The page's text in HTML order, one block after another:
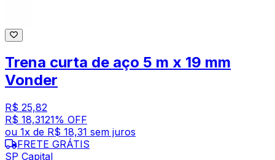
Trena curta de aço 5 m x 19 mm
Vonder
R$ 25,82
R$ 18,3121% OFF
ou 1x de R$ 18,31 sem juros
FRETE GRÁTIS
SP Capital